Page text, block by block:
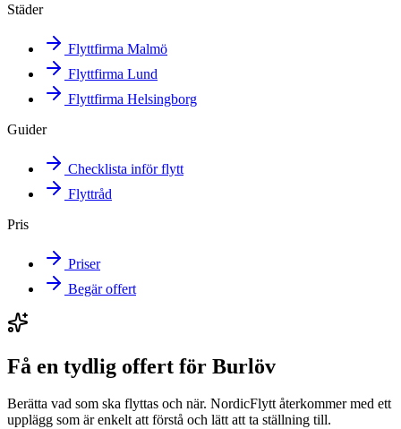
Städer
Flyttfirma Malmö
Flyttfirma Lund
Flyttfirma Helsingborg
Guider
Checklista inför flytt
Flyttråd
Pris
Priser
Begär offert
Få en tydlig offert för Burlöv
Berätta vad som ska flyttas och när. NordicFlytt återkommer med ett
upplägg som är enkelt att förstå och lätt att ta ställning till.